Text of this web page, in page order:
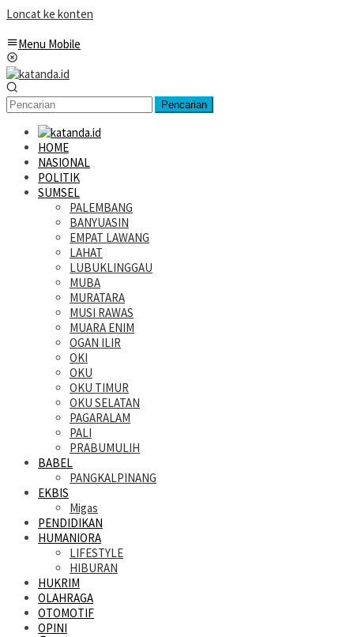
Loncat ke konten
Menu Mobile
Pencarian
HOME
NASIONAL
POLITIK
SUMSEL
PALEMBANG
BANYUASIN
EMPAT LAWANG
LAHAT
LUBUKLINGGAU
MUBA
MURATARA
MUSI RAWAS
MUARA ENIM
OGAN ILIR
OKI
OKU
OKU TIMUR
OKU SELATAN
PAGARALAM
PALI
PRABUMULIH
BABEL
PANGKALPINANG
EKBIS
Migas
PENDIDIKAN
HUMANIORA
LIFESTYLE
HIBURAN
HUKRIM
OLAHRAGA
OTOMOTIF
OPINI